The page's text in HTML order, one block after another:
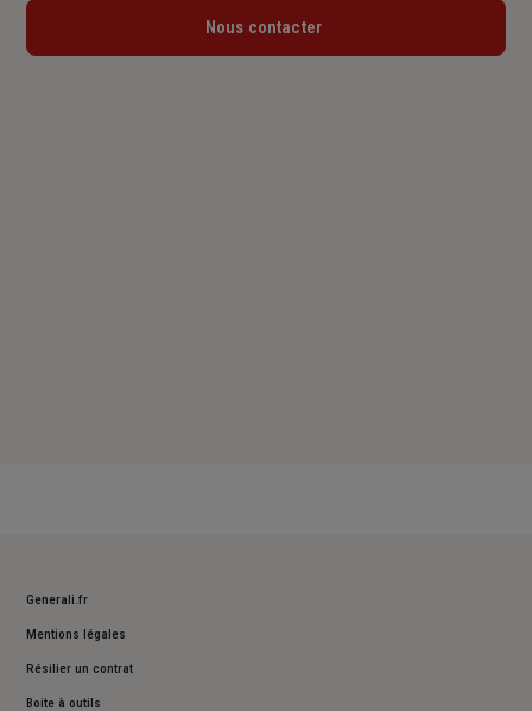
Lundi : 14h – 17h30
Nous contacter
Generali.fr
Mentions légales
Résilier un contrat
Boite à outils